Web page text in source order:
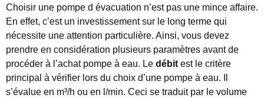
Choisir une pompe d évacuation n’est pas une mince affaire.
En effet, c’est un investissement sur le long terme qui
nécessite une attention particulière. Ainsi, vous devez
prendre en considération plusieurs paramètres avant de
procéder à l’achat pompe à eau. Le débit est le critère
principal à vérifier lors du choix d’une pompe à eau. Il
s’évalue en m³/h ou en l/min. Ceci se traduit par le volume